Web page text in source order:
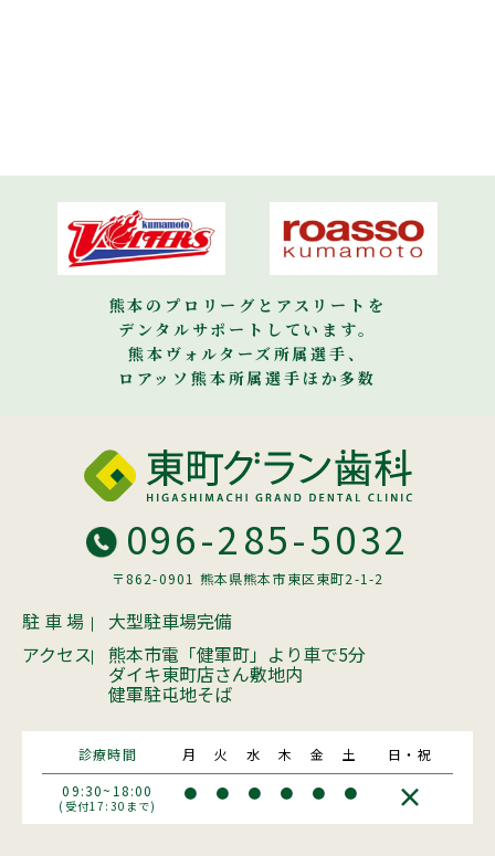
熊本のプロリーグとアスリートを
デンタルサポートしています。
熊本ヴォルターズ所属選手、
ロアッソ熊本所属選手ほか多数
096-285-5032
〒862-0901 熊本県熊本市東区東町2-1-2
駐 車 場
大型駐車場完備
アクセス
熊本市電「健軍町」より車で5分
ダイキ東町店さん敷地内
健軍駐屯地そば
診療時間 月 火 水 木 金 土
日・祝
09:30~18:00
(受付17:30まで)
● ● ● ● ● ● ×